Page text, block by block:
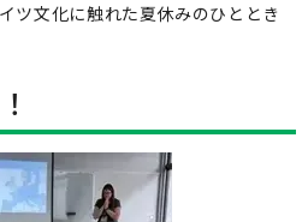
ツ文化に触れた夏休みのひととき